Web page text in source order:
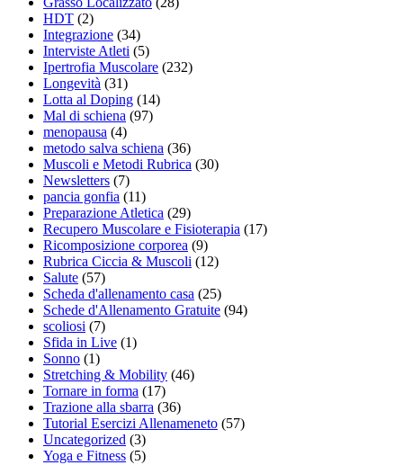
HDT (2)
Integrazione (34)
Interviste Atleti (5)
Ipertrofia Muscolare (232)
Longevità (31)
Lotta al Doping (14)
Mal di schiena (97)
menopausa (4)
metodo salva schiena (36)
Muscoli e Metodi Rubrica (30)
Newsletters (7)
pancia gonfia (11)
Preparazione Atletica (29)
Recupero Muscolare e Fisioterapia (17)
Ricomposizione corporea (9)
Rubrica Ciccia & Muscoli (12)
Salute (57)
Scheda d'allenamento casa (25)
Schede d'Allenamento Gratuite (94)
scoliosi (7)
Sfida in Live (1)
Sonno (1)
Stretching & Mobility (46)
Tornare in forma (17)
Trazione alla sbarra (36)
Tutorial Esercizi Allenameneto (57)
Uncategorized (3)
Yoga e Fitness (5)